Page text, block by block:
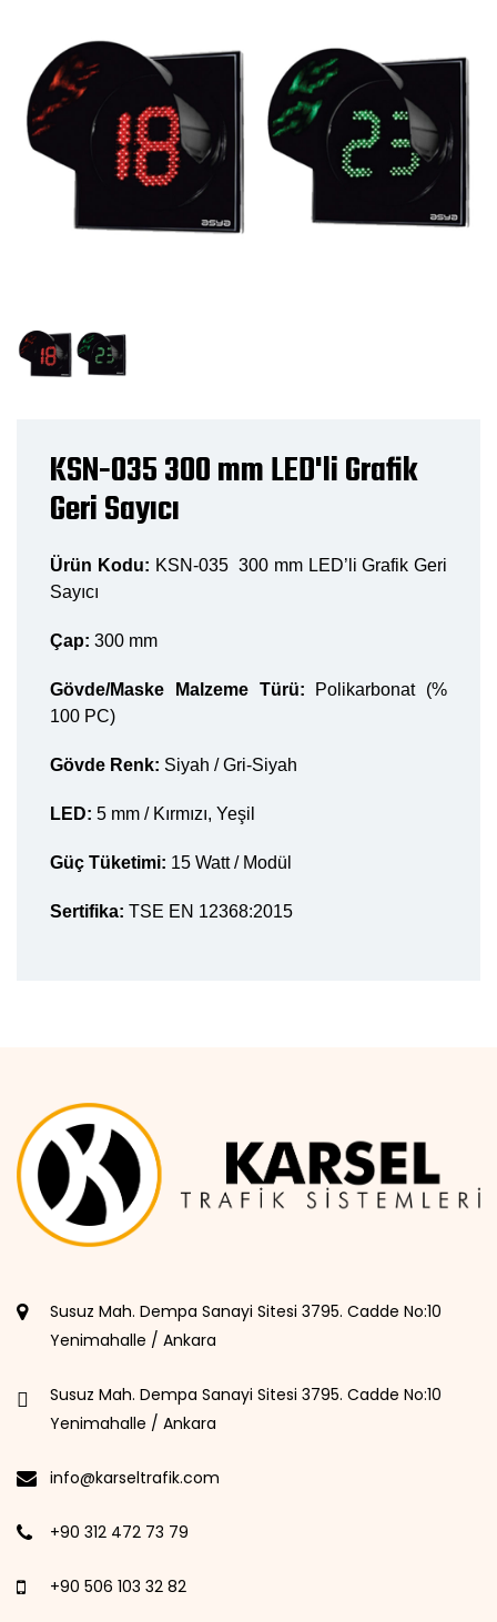
KSN-035 300 mm LED'li Grafik
Geri Sayıcı
Ürün Kodu: KSN-035 300 mm LED’li Grafik Geri
Sayıcı
Çap: 300 mm
Gövde/Maske Malzeme Türü:
Polikarbonat (%
100 PC)
Gövde Renk: Siyah / Gri-Siyah
LED: 5 mm / Kırmızı, Yeşil
Güç Tüketimi: 15 Watt / Modül
Sertifika: TSE EN 12368:2015
Susuz Mah. Dempa Sanayi Sitesi 3795. Cadde No:10
Yenimahalle / Ankara
Susuz Mah. Dempa Sanayi Sitesi 3795. Cadde No:10
Yenimahalle / Ankara
info@karseltrafik.com
+90 312 472 73 79
+90 506 103 32 82